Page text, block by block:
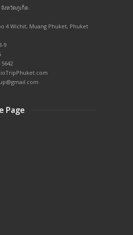
งหวัดภูเก็ต
4 Wichit, Muang Phuket, Phuket
9
Page